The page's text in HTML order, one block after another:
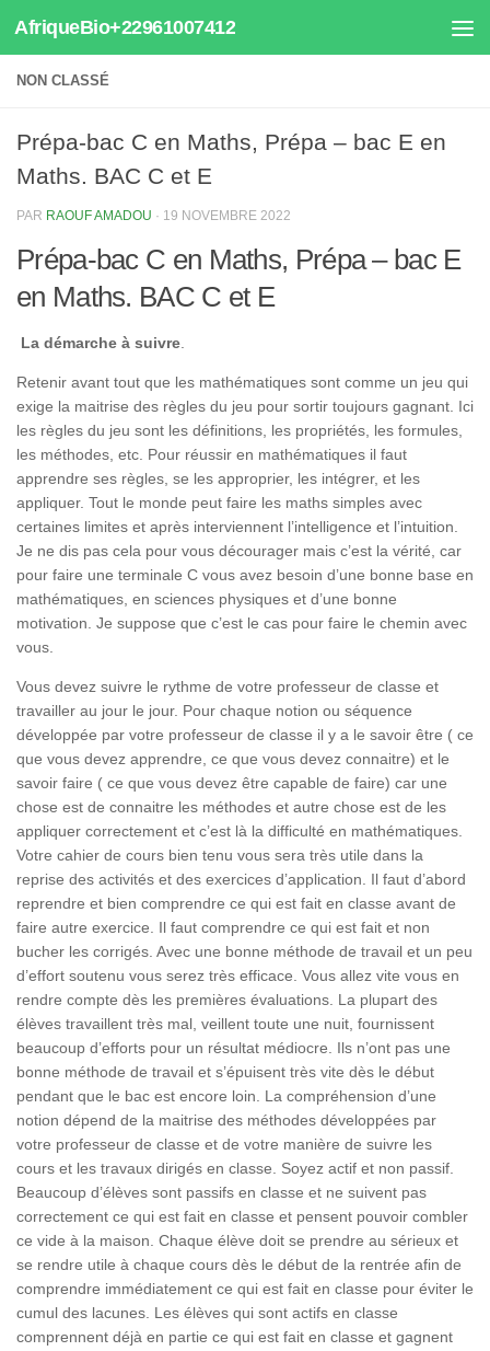
Au dessous du contenu
AfriqueBio+22961007412
NON CLASSÉ
Prépa-bac C en Maths, Prépa – bac E en
Maths. BAC C et E
PAR RAOUF AMADOU · 19 NOVEMBRE 2022
Prépa-bac C en Maths, Prépa – bac E
en Maths. BAC C et E
La démarche à suivre.
Retenir avant tout que les mathématiques sont comme un jeu qui
exige la maitrise des règles du jeu pour sortir toujours gagnant. Ici
les règles du jeu sont les définitions, les propriétés, les formules,
les méthodes, etc. Pour réussir en mathématiques il faut
apprendre ses règles, se les approprier, les intégrer, et les
appliquer. Tout le monde peut faire les maths simples avec
certaines limites et après interviennent l’intelligence et l’intuition.
Je ne dis pas cela pour vous décourager mais c’est la vérité, car
pour faire une terminale C vous avez besoin d’une bonne base en
mathématiques, en sciences physiques et d’une bonne
motivation. Je suppose que c’est le cas pour faire le chemin avec
vous.
Vous devez suivre le rythme de votre professeur de classe et
travailler au jour le jour. Pour chaque notion ou séquence
développée par votre professeur de classe il y a le savoir être ( ce
que vous devez apprendre, ce que vous devez connaitre) et le
savoir faire ( ce que vous devez être capable de faire) car une
chose est de connaitre les méthodes et autre chose est de les
appliquer correctement et c’est là la difficulté en mathématiques.
Votre cahier de cours bien tenu vous sera très utile dans la
reprise des activités et des exercices d’application. Il faut d’abord
reprendre et bien comprendre ce qui est fait en classe avant de
faire autre exercice. Il faut comprendre ce qui est fait et non
bucher les corrigés. Avec une bonne méthode de travail et un peu
d’effort soutenu vous serez très efficace. Vous allez vite vous en
rendre compte dès les premières évaluations. La plupart des
élèves travaillent très mal, veillent toute une nuit, fournissent
beaucoup d’efforts pour un résultat médiocre. Ils n’ont pas une
bonne méthode de travail et s’épuisent très vite dès le début
pendant que le bac est encore loin. La compréhension d’une
notion dépend de la maitrise des méthodes développées par
votre professeur de classe et de votre manière de suivre les
cours et les travaux dirigés en classe. Soyez actif et non passif.
Beaucoup d’élèves sont passifs en classe et ne suivent pas
correctement ce qui est fait en classe et pensent pouvoir combler
ce vide à la maison. Chaque élève doit se prendre au sérieux et
se rendre utile à chaque cours dès le début de la rentrée afin de
comprendre immédiatement ce qui est fait en classe pour éviter le
cumul des lacunes. Les élèves qui sont actifs en classe
comprennent déjà en partie ce qui est fait en classe et gagnent